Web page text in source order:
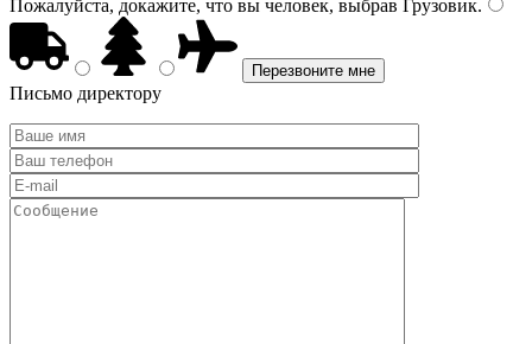
Пожалуйста, докажите, что вы человек, выбрав Грузовик.
Письмо директору